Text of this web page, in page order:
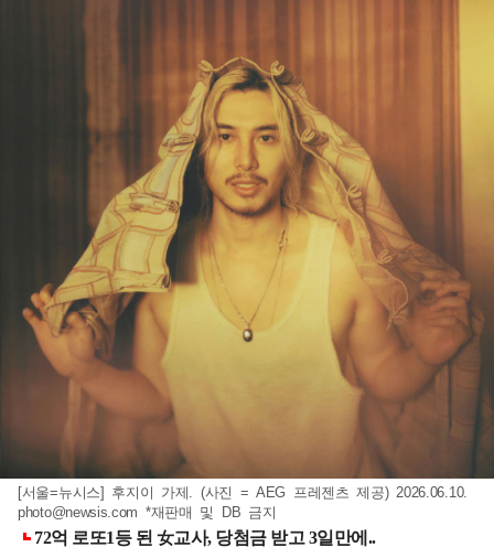
[서울=뉴시스] 후지이 가제. (사진 = AEG 프레젠츠 제공) 2026.06.10.
photo@newsis.com *재판매 및 DB 금지